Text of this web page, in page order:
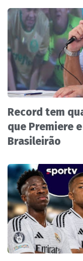
Record tem
que Premiere
Brasileirão